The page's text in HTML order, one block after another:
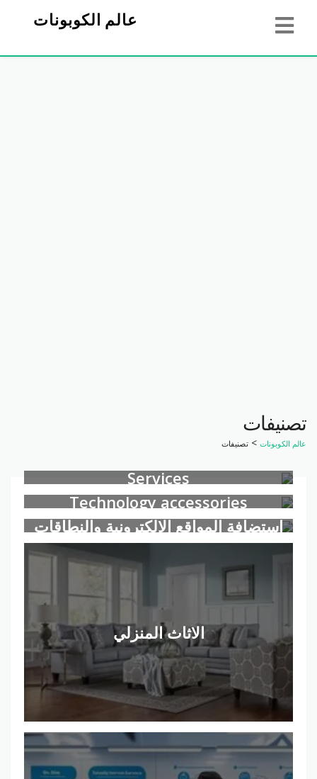
عالم الكوبونات
تصنيفات
عالم الكوبونات > تصنيفات
Services
Technology accessories
استضافة المواقع الإلكترونية والنطاقات
الاثاث المنزلي